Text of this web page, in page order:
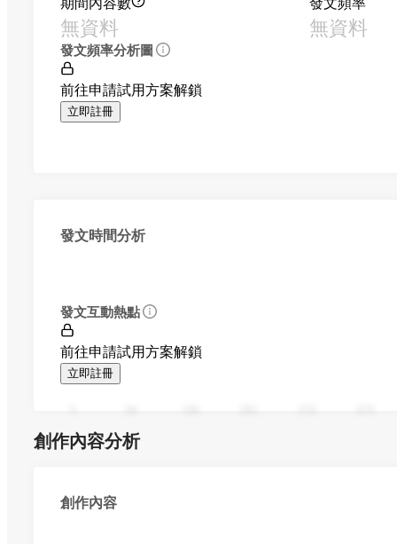
無資料 無資料
發文頻率分析圖
前往申請試用方案解鎖
立即註冊
發文時間分析
發文互動熱點
前往申請試用方案解鎖
立即註冊
創作內容分析
創作內容